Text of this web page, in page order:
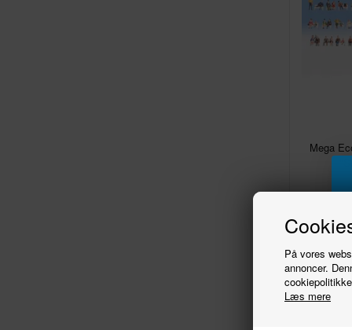
På vores
annoncer.
Læs mere
Mega